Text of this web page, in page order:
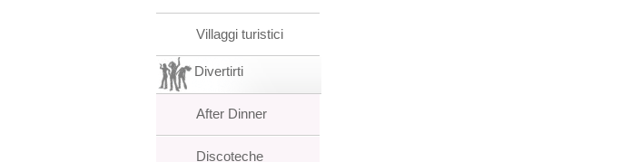
Villaggi turistici
Divertirti
After Dinner
Discoteche